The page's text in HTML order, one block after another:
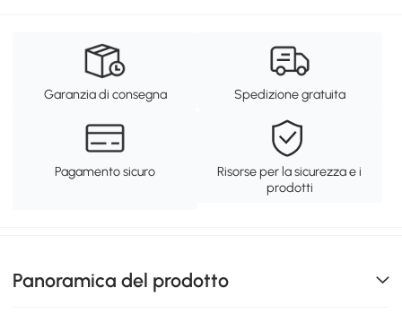
Garanzia di consegna Spedizione gratuita
Pagamento sicuro
Risorse per la sicurezza e i
prodotti
Panoramica del prodotto